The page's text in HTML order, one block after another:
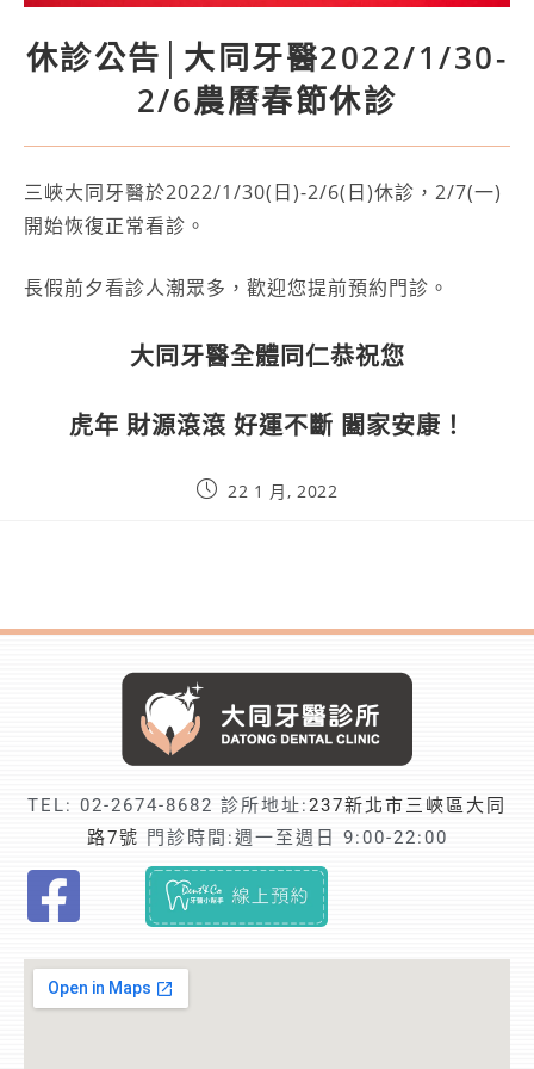
休診公告│大同牙醫2022/1/30-
2/6農曆春節休診
三峽大同牙醫於2022/1/30(日)-2/6(日)休診，2/7(一)
開始恢復正常看診。
長假前夕看診人潮眾多，歡迎您提前預約門診。
大同牙醫全體同仁恭祝您
虎年 財源滾滾 好運不斷 闔家安康！
22 1 月, 2022
TEL: 02-2674-8682 診所地址:237新北市三峽區大同
路7號 門診時間:週一至週日 9:00-22:00
F
d